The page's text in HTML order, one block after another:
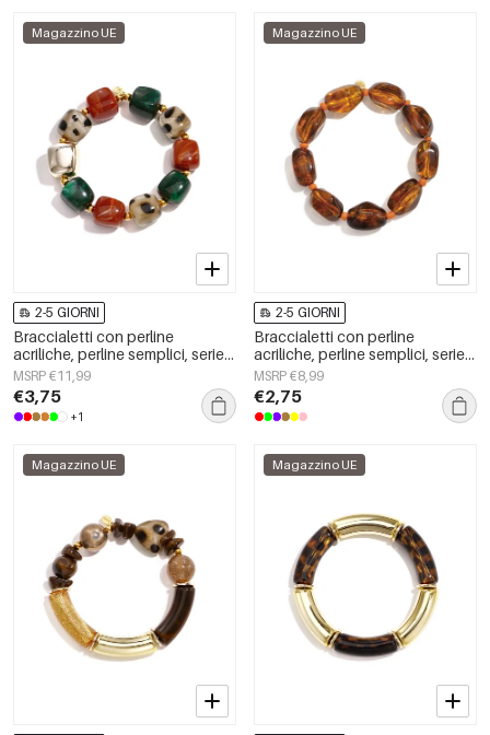
Magazzino UE
2-5 GIORNI
Braccialetti con perline
acriliche, perline semplici, serie
Simple Daily, gioielli da donna
MSRP €11,99
€3,75
+1
Magazzino UE
2-5 GIORNI
Braccialetti con perline
acriliche, perline semplici, serie
Simple Daily, gioielli da donna
MSRP €8,99
€2,75
Magazzino UE Magazzino UE